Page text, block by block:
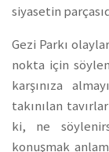
siyasetin
Gezi Parkı
nokta için
karşınıza
takınılan
ki, ne
konuşmak